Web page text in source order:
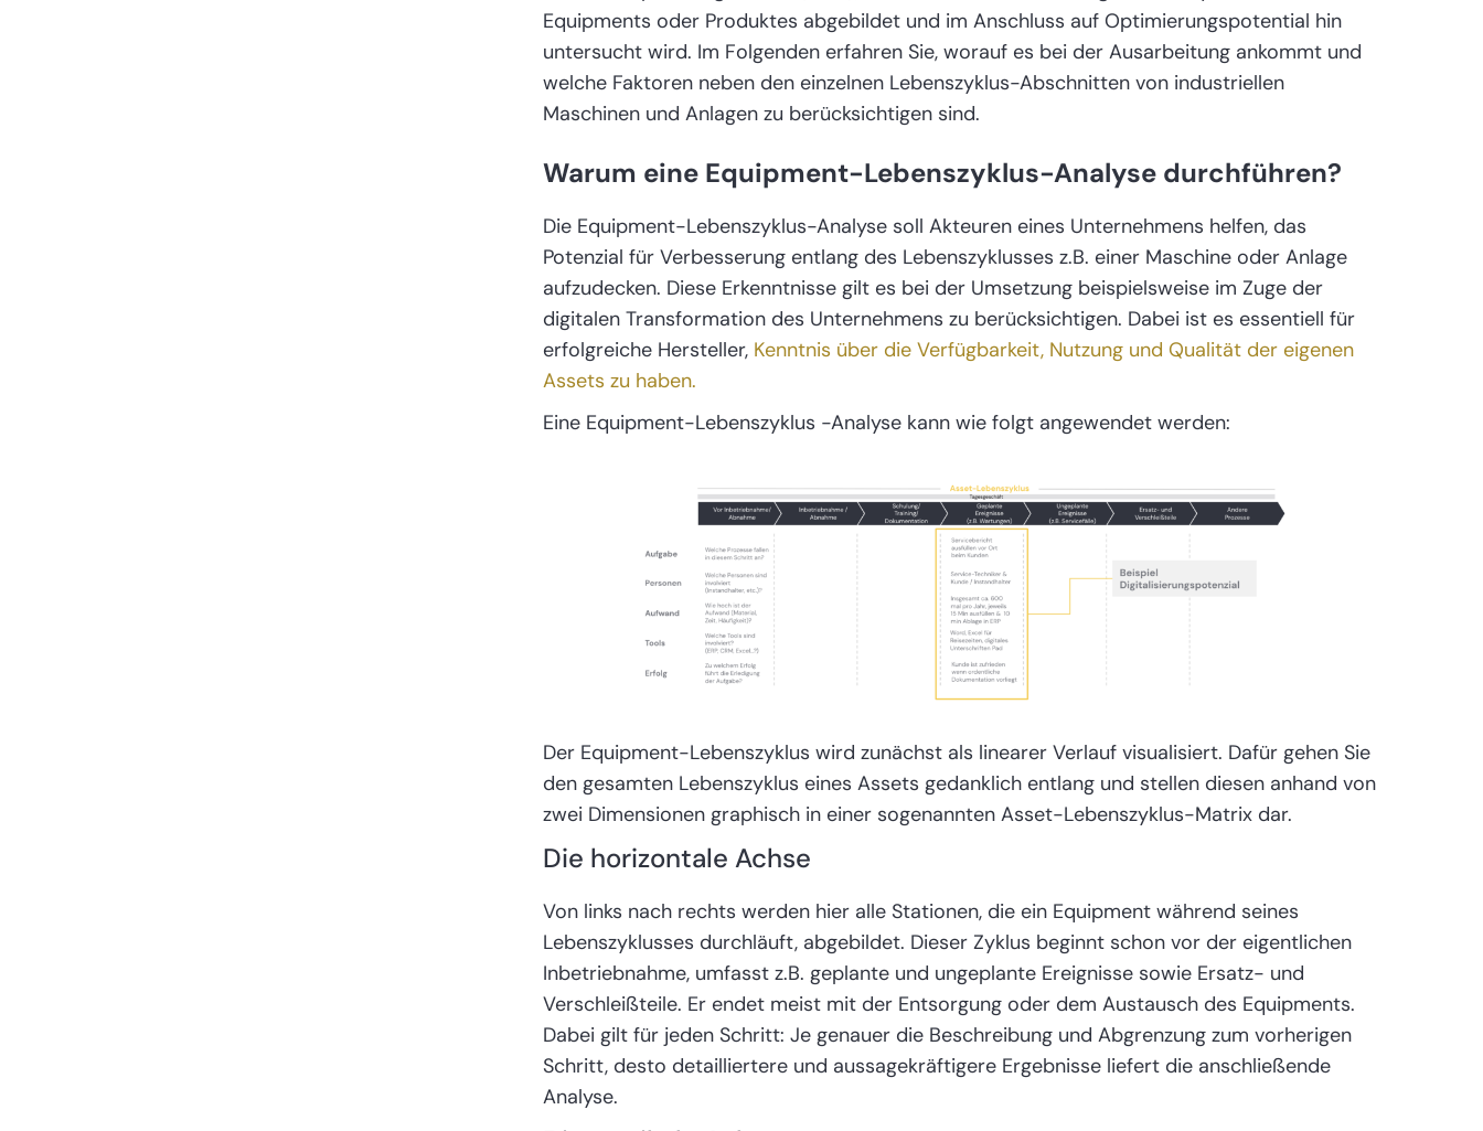
Equipments oder Produktes abgebildet und im Anschluss auf Optimierungspotential hin
untersucht wird. Im Folgenden erfahren Sie, worauf es bei der Ausarbeitung ankommt und
welche Faktoren neben den einzelnen Lebenszyklus-Abschnitten von industriellen
Maschinen und Anlagen zu berücksichtigen sind.
Warum eine Equipment-Lebenszyklus-Analyse durchführen?
Die Equipment-Lebenszyklus-Analyse soll Akteuren eines Unternehmens helfen, das
Potenzial für Verbesserung entlang des Lebenszyklusses z.B. einer Maschine oder Anlage
aufzudecken. Diese Erkenntnisse gilt es bei der Umsetzung beispielsweise im Zuge der
digitalen Transformation des Unternehmens zu berücksichtigen. Dabei ist es essentiell für
erfolgreiche Hersteller, Kenntnis über die Verfügbarkeit, Nutzung und Qualität der eigenen
Assets zu haben.
Eine Equipment-Lebenszyklus -Analyse kann wie folgt angewendet werden:
Der Equipment-Lebenszyklus wird zunächst als linearer Verlauf visualisiert. Dafür gehen Sie
den gesamten Lebenszyklus eines Assets gedanklich entlang und stellen diesen anhand von
zwei Dimensionen graphisch in einer sogenannten Asset-Lebenszyklus-Matrix dar.
Die horizontale Achse
Von links nach rechts werden hier alle Stationen, die ein Equipment während seines
Lebenszyklusses durchläuft, abgebildet. Dieser Zyklus beginnt schon vor der eigentlichen
Inbetriebnahme, umfasst z.B. geplante und ungeplante Ereignisse sowie Ersatz- und
Verschleißteile. Er endet meist mit der Entsorgung oder dem Austausch des Equipments.
Dabei gilt für jeden Schritt: Je genauer die Beschreibung und Abgrenzung zum vorherigen
Schritt, desto detailliertere und aussagekräftigere Ergebnisse liefert die anschließende
Analyse.